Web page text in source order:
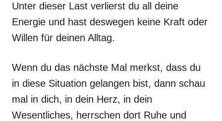
Unter dieser Last verlierst du all deine
Energie und hast deswegen keine Kraft oder
Willen für deinen Alltag.
Wenn du das nächste Mal merkst, dass du
in diese Situation gelangen bist, dann schau
mal in dich, in dein Herz, in dein
Wesentliches, herrschen dort Ruhe und